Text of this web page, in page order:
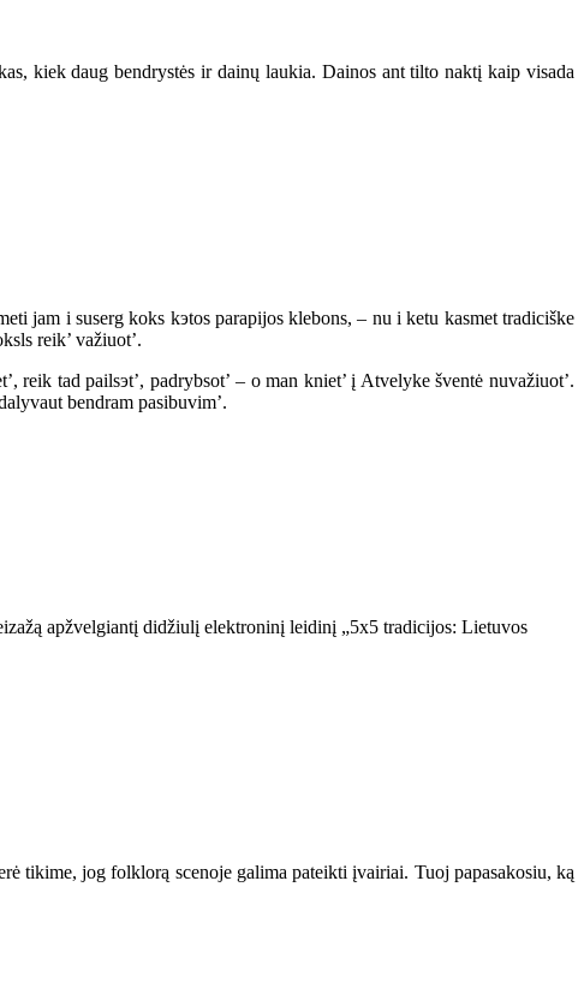
kiek daug bendrystės ir dainų laukia. Dainos ant tilto naktį kaip visada
jam i suserg koks kэtos parapijos klebons, – nu i ketu kasmet tradiciške
reik’ važiuot’.
reik tad pailsэt’, padrybsot’ – o man kniet’ į Atvelyke šventė nuvažiuot’.
bendram pasibuvim’.
apžvelgiantį didžiulį elektroninį leidinį „5x5 tradicijos: Lietuvos
tikime, jog folklorą scenoje galima pateikti įvairiai. Tuoj papasakosiu, ką